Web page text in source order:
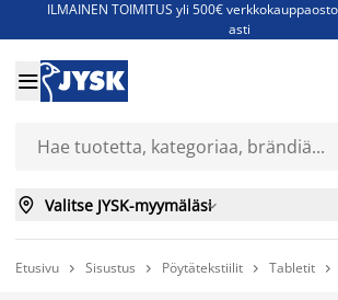
ILMAINEN TOIMITUS yli 500€
asti
Jenkkisänkyjä - Säästä jopa 60%

 Valitse JYSK-myymäläsi
Etusivu  Sisustus  Pöytätekstiilit  Tabletit 